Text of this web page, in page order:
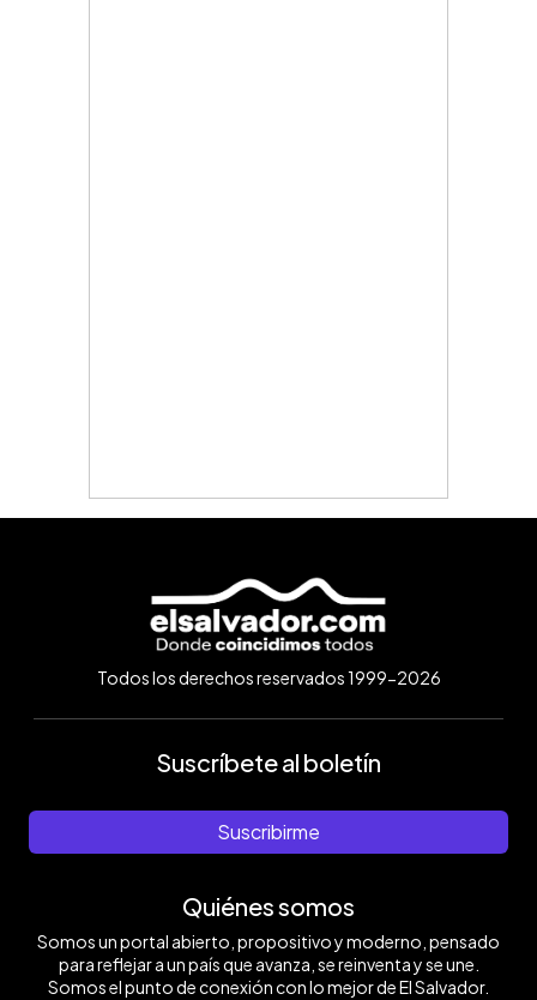
Todos los derechos reservados 1999-2026
Suscríbete al boletín
Suscribirme
Quiénes somos
Somos un portal abierto, propositivo y moderno, pensado
para reflejar a un país que avanza, se reinventa y se une.
Somos el punto de conexión con lo mejor de El Salvador.